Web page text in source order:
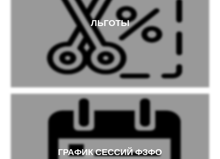
ЛЬГОТЫ
ГРАФИК СЕССИЙ ФЗФО